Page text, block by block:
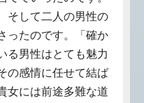
そして二人の男性の
ったのです。「確か
る男性はとても魅力
の感情に任せて結ば
女には前途多難な道